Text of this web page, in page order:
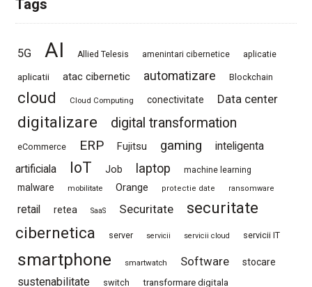
Tags
5G AI Allied Telesis amenintari cibernetice aplicatie
aplicatii atac cibernetic automatizare Blockchain
cloud Cloud Computing conectivitate Data center
digitalizare digital transformation
eCommerce ERP Fujitsu gaming
inteligenta
artificiala
IoT Job laptop machine learning
malware mobilitate Orange protectie date ransomware
retail retea SaaS Securitate
securitate
cibernetica
server servicii servicii cloud servicii IT
smartphone smartwatch Software stocare
sustenabilitate switch transformare digitala